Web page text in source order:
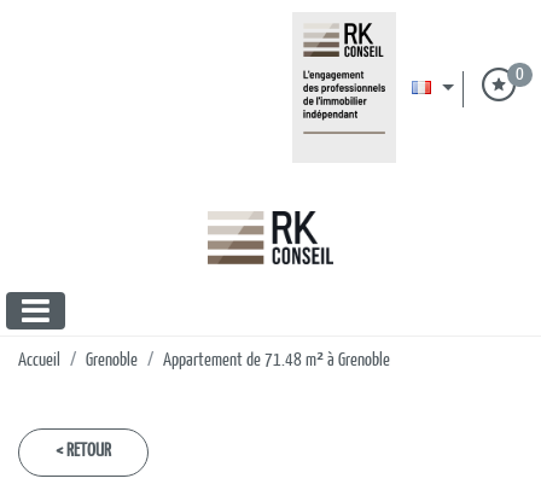
0
Accueil Grenoble Appartement de 71.48 m² à Grenoble
< RETOUR